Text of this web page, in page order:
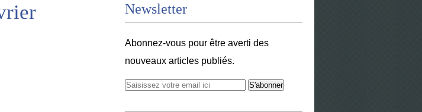
Newsletter
Abonnez-vous pour être averti des
nouveaux articles publiés.